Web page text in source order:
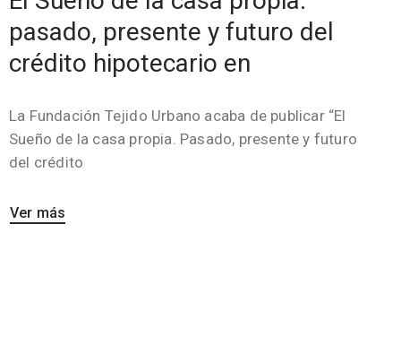
pasado, presente y futuro del
crédito hipotecario en
La Fundación Tejido Urbano acaba de publicar “El
Sueño de la casa propia. Pasado, presente y futuro
del crédito
Ver más